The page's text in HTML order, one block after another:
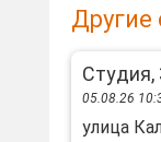
Другие
Студия,
05.08.26
улица